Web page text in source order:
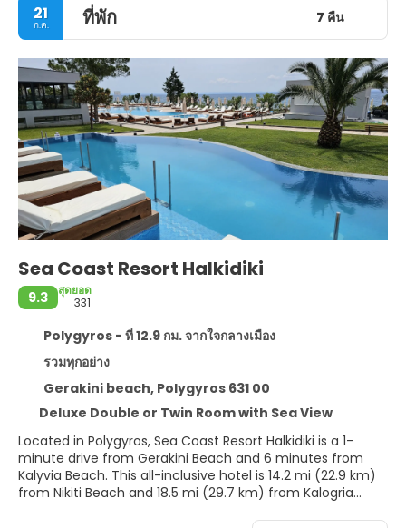
21
ก.ค. ที่พัก 7 คืน
Sea Coast Resort Halkidiki
9.3
สุดยอด
331
Polygyros - ที่ 12.9 กม. จากใจกลางเมือง
รวมทุกอย่าง
Gerakini beach, Polygyros 631 00
Deluxe Double or Twin Room with Sea View
Located in Polygyros, Sea Coast Resort Halkidiki is a 1-
minute drive from Gerakini Beach and 6 minutes from
Kalyvia Beach. This all-inclusive hotel is 14.2 mi (22.9 km)
from Nikiti Beach and 18.5 mi (29.7 km) from Kalogria